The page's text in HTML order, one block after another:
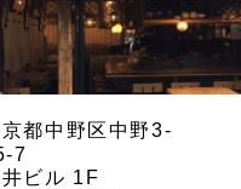
都中野区中野3-
7
ビル 1F